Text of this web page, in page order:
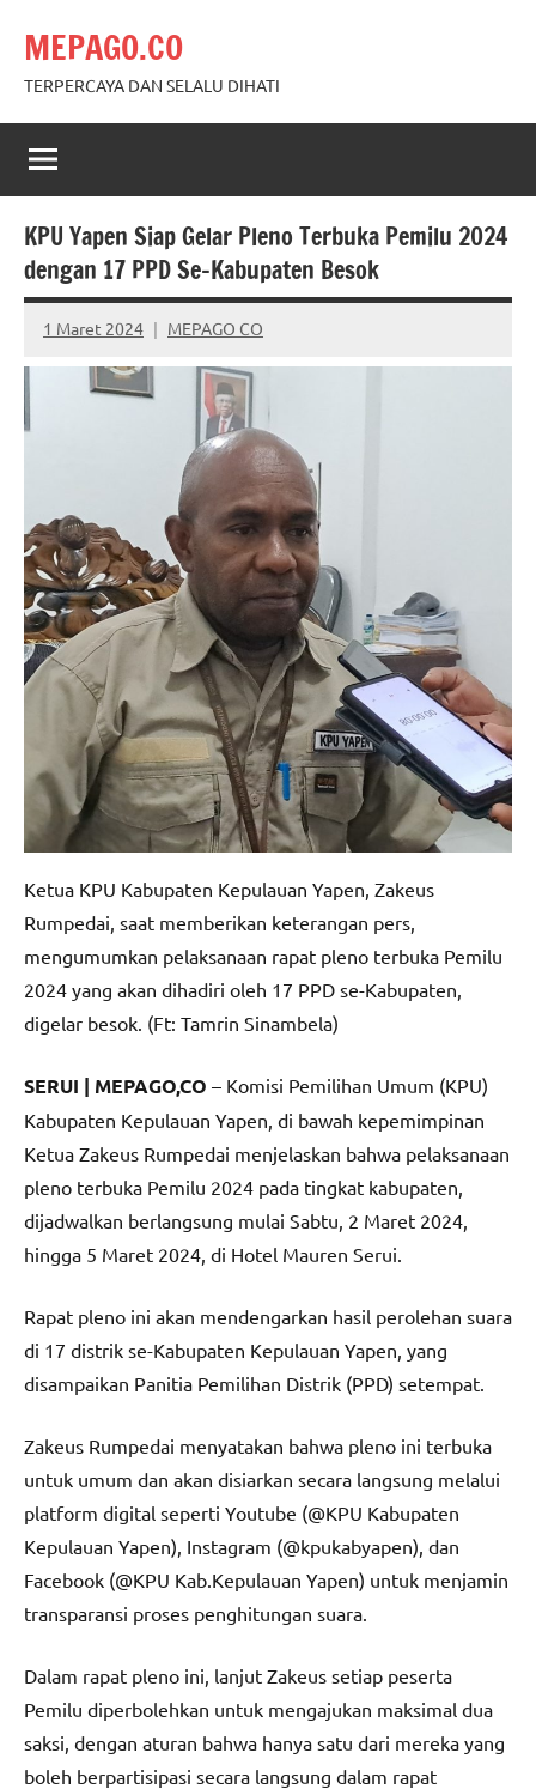
content
MEPAGO.CO
TERPERCAYA DAN SELALU DIHATI
KPU Yapen Siap Gelar Pleno Terbuka Pemilu 2024
dengan 17 PPD Se-Kabupaten Besok
1 Maret 2024 MEPAGO CO
No
comments
Ketua KPU Kabupaten Kepulauan Yapen, Zakeus
Rumpedai, saat memberikan keterangan pers,
mengumumkan pelaksanaan rapat pleno terbuka Pemilu
2024 yang akan dihadiri oleh 17 PPD se-Kabupaten,
digelar besok. (Ft: Tamrin Sinambela)
SERUI | MEPAGO,CO – Komisi Pemilihan Umum (KPU)
Kabupaten Kepulauan Yapen, di bawah kepemimpinan
Ketua Zakeus Rumpedai menjelaskan bahwa pelaksanaan
pleno terbuka Pemilu 2024 pada tingkat kabupaten,
dijadwalkan berlangsung mulai Sabtu, 2 Maret 2024,
hingga 5 Maret 2024, di Hotel Mauren Serui.
Rapat pleno ini akan mendengarkan hasil perolehan suara
di 17 distrik se-Kabupaten Kepulauan Yapen, yang
disampaikan Panitia Pemilihan Distrik (PPD) setempat.
Zakeus Rumpedai menyatakan bahwa pleno ini terbuka
untuk umum dan akan disiarkan secara langsung melalui
platform digital seperti Youtube (@KPU Kabupaten
Kepulauan Yapen), Instagram (@kpukabyapen), dan
Facebook (@KPU Kab.Kepulauan Yapen) untuk menjamin
transparansi proses penghitungan suara.
Dalam rapat pleno ini, lanjut Zakeus setiap peserta
Pemilu diperbolehkan untuk mengajukan maksimal dua
saksi, dengan aturan bahwa hanya satu dari mereka yang
boleh berpartisipasi secara langsung dalam rapat